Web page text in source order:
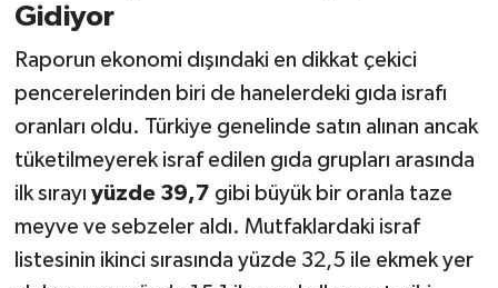
Gidiyor
Raporun ekonomi dışındaki en dikkat çekici
pencerelerinden biri de hanelerdeki gıda israfı
oranları oldu. Türkiye genelinde satın alınan ancak
tüketilmeyerek israf edilen gıda grupları arasında
ilk sırayı yüzde 39,7 gibi büyük bir oranla taze
meyve ve sebzeler aldı. Mutfaklardaki israf
listesinin ikinci sırasında yüzde 32,5 ile ekmek yer